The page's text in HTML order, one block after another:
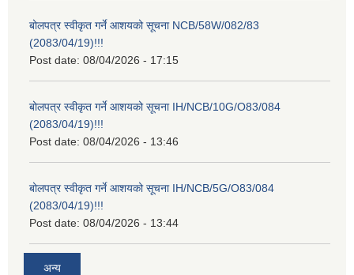
बोलपत्र स्वीकृत गर्ने आशयको सूचना NCB/58W/082/83
(2083/04/19)!!!
Post date: 08/04/2026 - 17:15
बोलपत्र स्वीकृत गर्ने आशयको सूचना IH/NCB/10G/O83/084
(2083/04/19)!!!
Post date: 08/04/2026 - 13:46
बोलपत्र स्वीकृत गर्ने आशयको सूचना IH/NCB/5G/O83/084
(2083/04/19)!!!
Post date: 08/04/2026 - 13:44
अन्य